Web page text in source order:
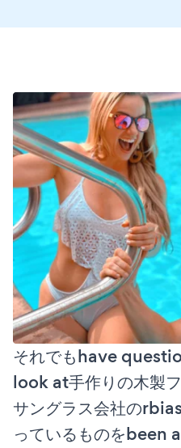
それでもhave
look at手作りの木製
サングラス会社の
っているものをbeen